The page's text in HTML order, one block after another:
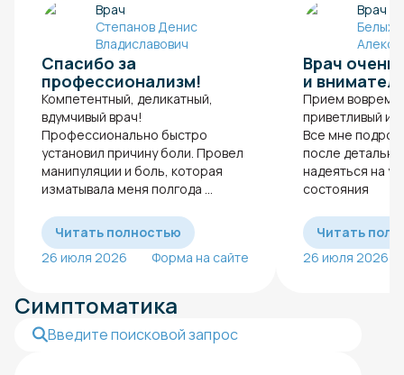
Врач
Степанов Денис
Владиславович
Спасибо за
профессионализм!
Компетентный, деликатный,
вдумчивый врач!
Профессионально быстро
установил причину боли. Провел
манипуляции и боль, которая
изматывала меня полгода ...
Читать полностью
26 июля 2026
Форма на сайте
Врач
Белых
Врач очень
и
Прием
приветливый и
Все мне
после
надеяться на
состояния
Читать
26 июля 2026
Симптоматика